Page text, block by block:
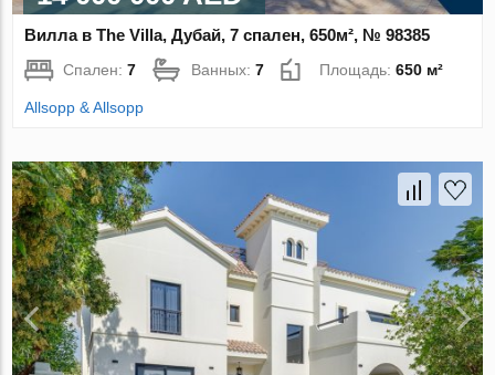
Вилла в The Villa, Дубай, 7 спален, 650м², № 98385
Спален:7 Ванных:7 Площадь:650 м²
Allsopp & Allsopp